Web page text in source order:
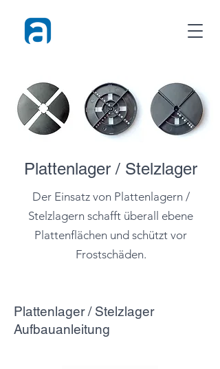
Plattenlager / Stelzlager
Der Einsatz von Plattenlagern /
Stelzlagern schafft überall ebene
Plattenflächen und schützt vor
Frostschäden.
Plattenlager / Stelzlager
Aufbauanleitung